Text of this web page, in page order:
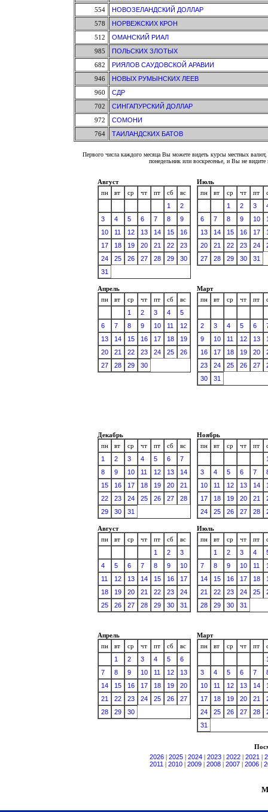
554
НОВОЗЕЛАНДСКИЙ ДОЛЛАР
578
НОРВЕЖСКИХ КРОН
512
ОМАНСКИЙ РИАЛ
985
ПОЛЬСКИХ ЗЛОТЫХ
682
РИЯЛОВ САУДОВСКОЙ АРАВИИ
946
НОВЫХ РУМЫНСКИХ ЛЕЕВ
960
СДР
702
СИНГАПУРСКИЙ ДОЛЛАР
972
СОМОНИ
764
ТАИЛАНДСКИХ БАТОВ
Первого числа каждого месяца Вы можете видеть курсы местных
понедельник или воскресенье, и Вы не
Август
пн
вт ср чт пт сб
вс
1
2
3
4 5 6 7 8
9
10
11 12 13 14 15
16
17
18 19 20 21 22
23
24
25 26 27 28 29
30
31
Июль
пн
вт ср чт пт
1
2 3
6
7 8 9 10
13
14 15 16 17
20
21 22 23 24
27
28 29 30 31
Апрель
пн
вт ср чт пт сб
вс
1
2 3 4
5
6
7 8 9 10 11
12
13
14 15 16 17 18
19
20
21 22 23 24 25
26
27
28 29 30
Март
пн
вт ср чт пт
2 3 4 5 6
9
10 11 12 13
16
17 18 19 20
23
24 25 26 27
30
31
Декабрь
пн
вт ср чт пт сб
вс
1
2 3 4 5 6
7
8
9 10 11 12 13
14
15
16 17 18 19 20
21
22
23 24 25 26 27
28
29
30 31
Ноябрь
пн
вт ср чт пт
3
4 5 6 7
10
11 12 13 14
17
18 19 20 21
24
25 26 27 28
Август
пн
вт ср чт пт сб
вс
1
2
3
4
5 6 7 8 9
10
11
12 13 14 15 16
17
18
19 20 21 22 23
24
25
26 27 28 29 30 31
Июль
пн
вт ср чт пт
1
2 3 4
7
8 9 10 11
14
15 16 17 18
21
22 23 24 25
28
29 30 31
Апрель
пн
вт ср чт пт сб
вс
1
2 3 4 5
6
7
8 9 10 11 12
13
14
15 16 17 18 19
20
21
22 23 24 25 26
27
28
29 30
Март
пн
вт ср чт пт
3
4 5 6 7
10
11 12 13 14
17
18 19 20 21
24
25 26 27 28
31
2026
2025 2024 2023 2022 2021
2011
2010 2009 2008 2007 2006